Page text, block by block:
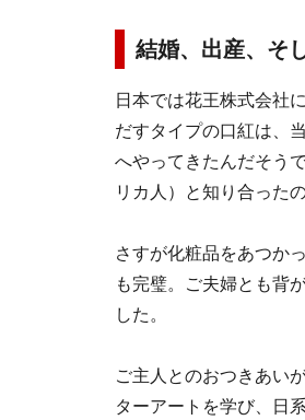
結婚、出産、そ
日本では花王株式会社
だすタイプの口紅は、
へやってきたんだそう
リカ人）と知り合った
さすが化粧品をあつか
も完璧。ご夫婦とも背
した。
ご主人とのおつきあい
ターアートを学び、日